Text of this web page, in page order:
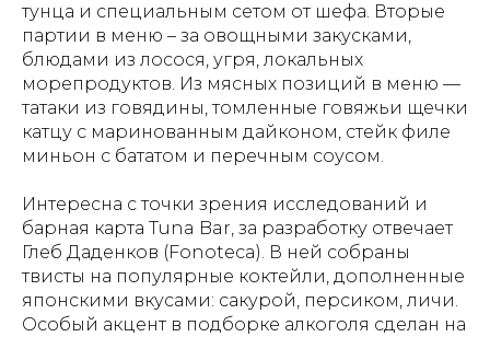
тунца и специальным сетом от шефа. Вторые
партии в меню – за овощными закусками,
блюдами из лосося, угря, локальных
морепродуктов. Из мясных позиций в меню —
татаки из говядины, томленные говяжьи щечки
катцу с маринованным дайконом, стейк филе
миньон с бататом и перечным соусом.
Интересна с точки зрения исследований и
барная карта Tuna Bar, за разработку отвечает
Глеб Даденков (Fonoteca). В ней собраны
твисты на популярные коктейли, дополненные
японскими вкусами: сакурой, персиком, личи.
Особый акцент в подборке алкоголя сделан на